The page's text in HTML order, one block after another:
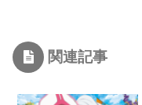
関連記事